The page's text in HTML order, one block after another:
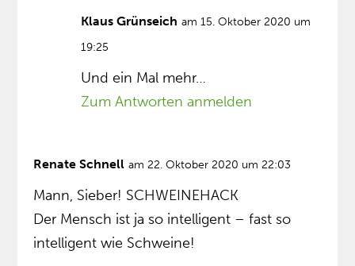
Klaus Grünseich am 15. Oktober 2020 um
19:25
Und ein Mal mehr…
Zum Antworten anmelden
Renate Schnell am 22. Oktober 2020 um 22:03
Mann, Sieber! SCHWEINEHACK
Der Mensch ist ja so intelligent – fast so
intelligent wie Schweine!